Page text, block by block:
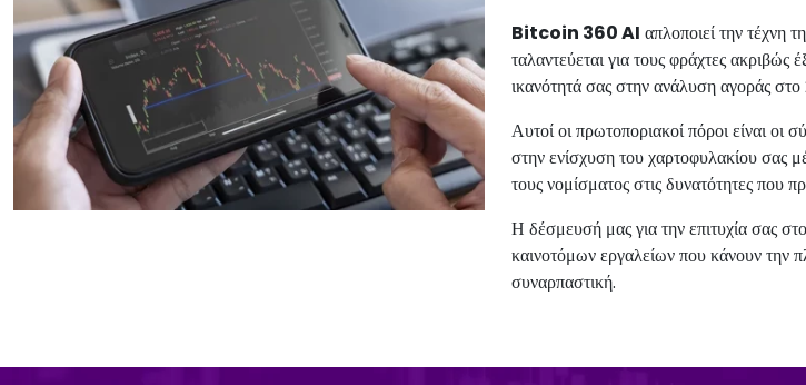
Bitcoin 360 AI απλοποιεί την τέχνη
ταλαντεύεται για τους φράχτες
ικανότητά σας στην ανάλυση αγοράς
Αυτοί οι πρωτοποριακοί πόροι είναι οι
στην ενίσχυση του χαρτοφυλακίου σας
τους νομίσματος στις δυνατότητες που
Η δέσμευσή μας για την επιτυχία σας στο
καινοτόμων εργαλείων που κάνουν την
συναρπαστική.